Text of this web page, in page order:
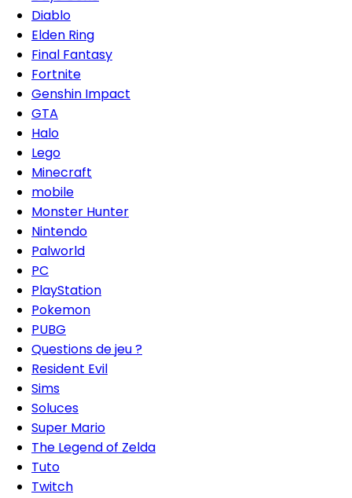
Diablo
Elden Ring
Final Fantasy
Fortnite
Genshin Impact
GTA
Halo
Lego
Minecraft
mobile
Monster Hunter
Nintendo
Palworld
PC
PlayStation
Pokemon
PUBG
Questions de jeu ?
Resident Evil
Sims
Soluces
Super Mario
The Legend of Zelda
Tuto
Twitch